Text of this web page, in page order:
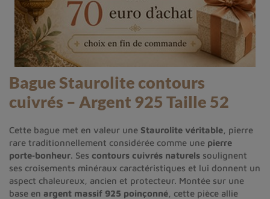
Bague Staurolite contours
cuivrés – Argent 925 Taille 52
Cette bague met en valeur une Staurolite véritable , pierre
rare traditionnellement considérée comme une pierre
porte‑bonheur. Ses contours cuivrés naturels soulignent
ses croisements minéraux caractéristiques et lui donnent un
aspect chaleureux, ancien et protecteur. Montée sur une
base en argent massif 925 poinçonné , cette pièce allie